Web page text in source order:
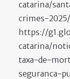
catarina/
crimes-2025/
https://
catarina/
taxa-de-
seguranca-